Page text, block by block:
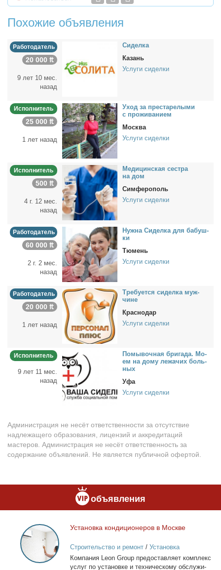
Похожие объявления
Работодатель
20 000 ₶
9 лет 10 мес.
назад
Си­дел­ка
Казань
Услуги сиделки
Исполнитель
25 000 ₶
1 лет назад
Уход за пре­ста­ре­лы­ми
с про­жи­ва­ни­ем
Москва
Услуги сиделки
Исполнитель
500 ₶
4 г. 12 мес.
назад
Ме­ди­цин­ская сест­ра
на дом
Симферополь
Услуги сиделки
Работодатель
60 000 ₶
2 г. 2 мес.
назад
Нуж­на Си­дел­ка для ба­буш­
ки
Тюмень
Услуги сиделки
Работодатель
20 000 ₶
1 лет назад
Тре­бу­ет­ся си­дел­ка муж­
чине
Краснодар
Услуги сиделки
Исполнитель
9 лет 11 мес.
назад
По­мы­воч­ная бри­га­да. Мо­
ем на до­му ле­жа­чих боль­
ных
Уфа
Услуги сиделки
Администрация не несёт ответственности за отсутствие
надлежащего образования, лицензий и аккредитаций
мастеров. Администрация не несёт ответственность за
содержание объявлений. Не является публичной офертой.
объявления
Установка
кондиционеров
в
Москве
Уста­нов­ка кон­ди­ци­о­не­ров в Москве
Строительство и ремонт/ Установка
кондиционеров
Ком­па­ния Leon Group предо­став­ля­ет ком­плекс
услуг по уста­нов­ке и тех­ни­че­ско­му об­слу­жи­